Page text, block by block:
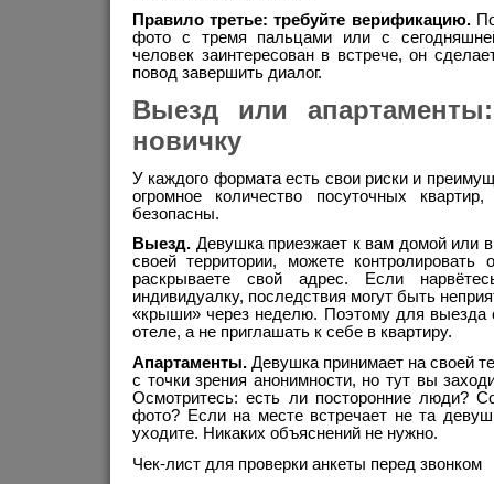
Правило третье: требуйте верификацию.
фото с тремя пальцами или с
человек заинтересован в встрече, он
повод завершить диалог.
Выезд или
новичку
У каждого формата есть свои риски и
огромное количество посуточных
безопасны.
Выезд. Девушка приезжает к вам домой или
своей территории, можете
раскрываете свой адрес. Если
индивидуалку, последствия могут быть
«крыши» через неделю. Поэтому для выезда
отеле, а не приглашать к себе в квартиру.
Апартаменты. Девушка принимает на своей
с точки зрения анонимности, но тут вы
Осмотритесь: есть ли посторонние люди?
фото? Если на месте встречает не та
уходите. Никаких объяснений не нужно.
Чек-лист для проверки анкеты перед звонком